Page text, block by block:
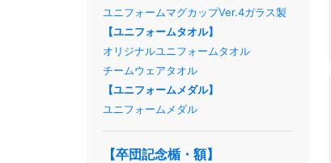
ユニフォームマグカップVer.4ガラス製
【ユニフォームタオル】
オリジナルユニフォームタオル
チームウェアタオル
【ユニフォームメダル】
ユニフォームメダル
【卒団記念楯・額】